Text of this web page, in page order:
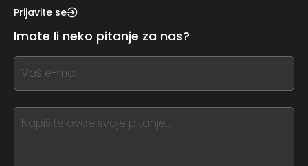
this,
this
form
field
blank
Prijavite se
Imate li neko pitanje za nas?
If
you
this,
leave